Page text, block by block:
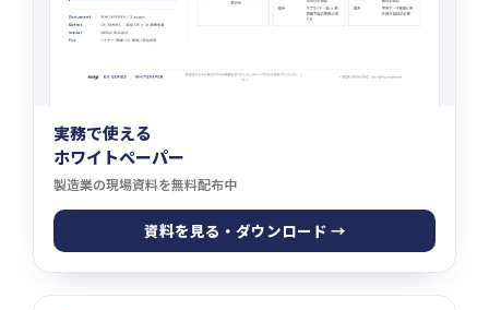
実務で使える
ホワイトペーパー
製造業の現場資料を無料配布中
資料を見る・ダウンロード →